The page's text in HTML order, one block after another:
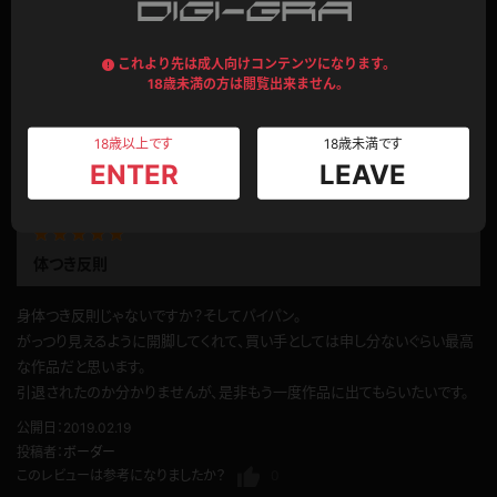
これより先は成人向けコンテンツになります。
18歳未満の方は閲覧出来ません。
18歳以上です
ENTER
18歳未満です
LEAVE
清楚な顔立ちにムッチムチの下半身が堪らない雅子ちゃんがマイクロビキニ
コートで現れた雅子ちゃん。
コートを脱ぐと、網のボディースーツの上に紫色のマイクロビキニ。
股間に食い込んでいます。
Ｙ字バランスを見せてくれます。
食い込んだ股間にドキドキです。
ブラを上にずらして、手ブラです。
立ち上がってパンティーを下ろします。
後ろ手パンを見せてくれます。
ボリュームたっぷりなピッチピチな身体が堪りません。
公開日：2024.04.29
投稿者： コロくん
身体つき反則じゃないですか？そしてパイパン。
がっつり見えるように開脚してくれて、買い手としては申し分ないぐらい最高
な作品だと思います。
引退されたのか分かりませんが、是非もう一度作品に出てもらいたいです。
公開日：2019.02.19
投稿者： ボーダー
このレビューは参考になりましたか？